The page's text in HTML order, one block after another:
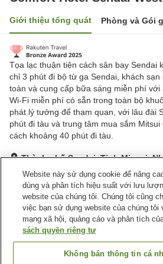
Giới thiệu tổng quát Phòng và Gói
Tọa lạc thuận tiện cách sân bay Sendai
chỉ 3 phút đi bộ từ ga Sendai, khách sạn
toàn và cung cấp bữa sáng miễn phí với
Wi-Fi miễn phí có sẵn trong toàn bộ
phát lý tưởng để tham quan, với lâu đài
phút đi tàu và trung tâm mua sắm
cách khoảng 40 phút đi tàu.
Thành phố Sendai, Tỉnh Miyagi,
Hiển thị trên bản đồ
Rất tốt Đánh giá:1,970lượt
Tiện nghi chỗ nghỉ
Spa / Salon
Máy
Giặt ủi có phí
Giao
Website này sử dụng cookie để nâng
dùng và phân tích hiệu suất với lưu
website của chúng tôi. Chúng tôi cũng
việc bạn sử dụng website của chúng tôi
mạng xã hội, quảng cáo và phân tích
sách quyền riêng tư
Không bán thông tin cá